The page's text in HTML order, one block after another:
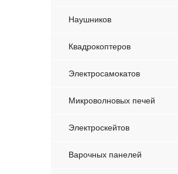
Наушников
Квадрокоптеров
Электросамокатов
Микроволновых печей
Электроскейтов
Варочных панелей